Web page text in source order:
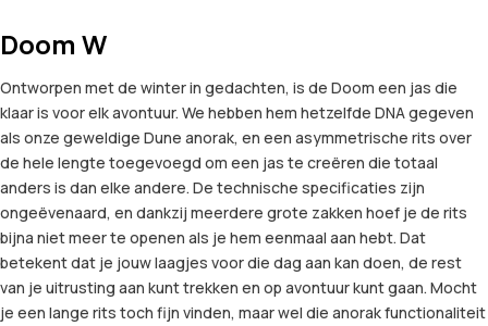
Doom W
Ontworpen met de winter in gedachten, is de Doom een jas die
klaar is voor elk avontuur. We hebben hem hetzelfde DNA gegeven
als onze geweldige Dune anorak, en een asymmetrische rits over
de hele lengte toegevoegd om een jas te creëren die totaal
anders is dan elke andere. De technische specificaties zijn
ongeëvenaard, en dankzij meerdere grote zakken hoef je de rits
bijna niet meer te openen als je hem eenmaal aan hebt. Dat
betekent dat je jouw laagjes voor die dag aan kan doen, de rest
van je uitrusting aan kunt trekken en op avontuur kunt gaan. Mocht
je een lange rits toch fijn vinden, maar wel die anorak functionaliteit